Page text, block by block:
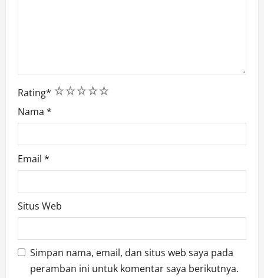
Rating* 5
4
3
2
1
Nama *
Email *
Situs Web
Simpan nama, email, dan situs web saya pada
peramban ini untuk komentar saya berikutnya.